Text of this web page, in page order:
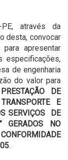
através da
desta, convocar
apresentar
especificações,
de engenharia
do valor para
DE
E
SERVIÇOS DE
GERADOS NO
.